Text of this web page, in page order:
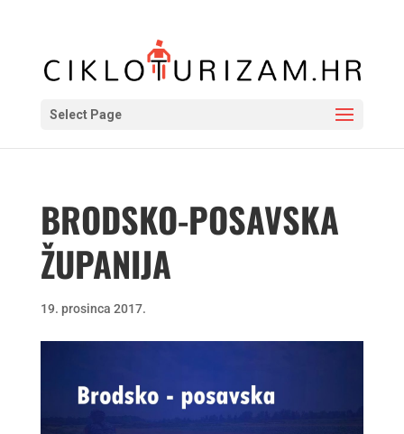
Select Page
BRODSKO-POSAVSKA
ŽUPANIJA
19. prosinca 2017.